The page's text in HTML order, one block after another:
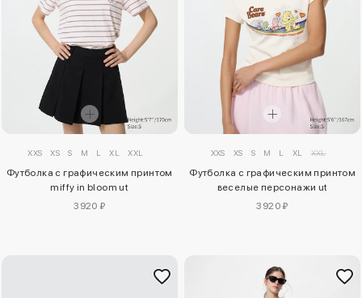
XXS XS S M L XL XXL
Футболка с графическим принтом
miffy in bloom ut
3920 ₽
XXS XS S M L XL XXL
Футболка с графическим принтом
веселые персонажи ut
3920 ₽